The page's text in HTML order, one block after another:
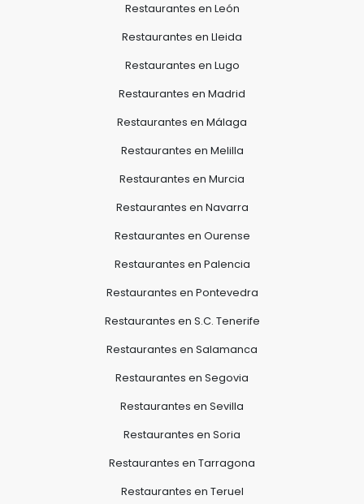
Restaurantes en León
Restaurantes en Lleida
Restaurantes en Lugo
Restaurantes en Madrid
Restaurantes en Málaga
Restaurantes en Melilla
Restaurantes en Murcia
Restaurantes en Navarra
Restaurantes en Ourense
Restaurantes en Palencia
Restaurantes en Pontevedra
Restaurantes en S.C. Tenerife
Restaurantes en Salamanca
Restaurantes en Segovia
Restaurantes en Sevilla
Restaurantes en Soria
Restaurantes en Tarragona
Restaurantes en Teruel